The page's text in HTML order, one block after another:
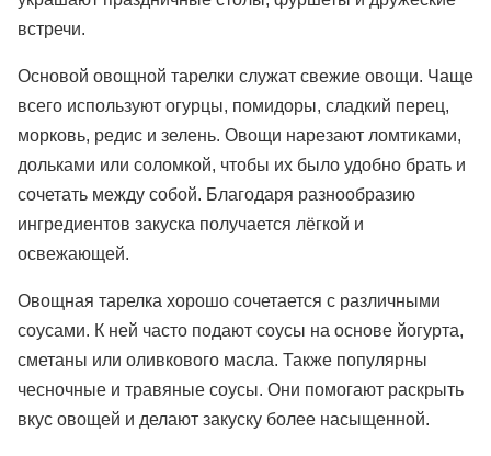
встречи.
Основой овощной тарелки служат свежие овощи. Чаще
всего используют огурцы, помидоры, сладкий перец,
морковь, редис и зелень. Овощи нарезают ломтиками,
дольками или соломкой, чтобы их было удобно брать и
сочетать между собой. Благодаря разнообразию
ингредиентов закуска получается лёгкой и
освежающей.
Овощная тарелка хорошо сочетается с различными
соусами. К ней часто подают соусы на основе йогурта,
сметаны или оливкового масла. Также популярны
чесночные и травяные соусы. Они помогают раскрыть
вкус овощей и делают закуску более насыщенной.